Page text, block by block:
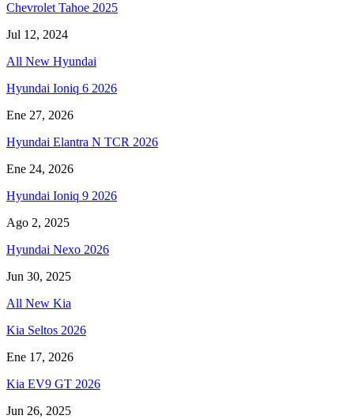
Chevrolet Tahoe 2025
Jul 12, 2024
All New Hyundai
Hyundai Ioniq 6 2026
Ene 27, 2026
Hyundai Elantra N TCR 2026
Ene 24, 2026
Hyundai Ioniq 9 2026
Ago 2, 2025
Hyundai Nexo 2026
Jun 30, 2025
All New Kia
Kia Seltos 2026
Ene 17, 2026
Kia EV9 GT 2026
Jun 26, 2025